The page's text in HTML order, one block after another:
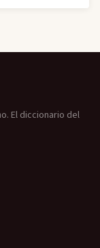
El diccionario del